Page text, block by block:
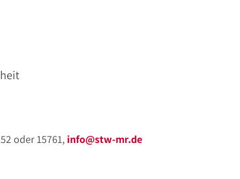
oder 15761, info@stw-mr.de